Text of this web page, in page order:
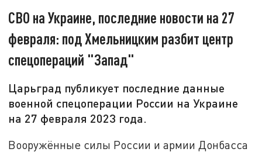
СВО на Украине, последние новости на 27
февраля: под Хмельницким разбит центр
спецопераций "Запад"
Царьград публикует последние данные
военной спецоперации России на Украине
на 27 февраля 2023 года.
Вооружённые силы России и армии Донбасса